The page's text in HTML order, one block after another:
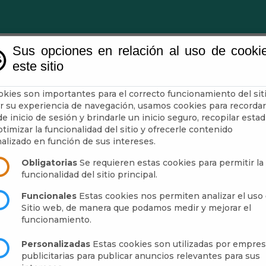
Sus opciones en relación al uso de
este sitio
son importantes para el correcto funcionamiento del
su experiencia de navegación, usamos cookies para
inicio de sesión y brindarle un inicio seguro, recopilar
la funcionalidad del sitio y ofrecerle contenido
en función de sus intereses.
Obligatorias Se requieren estas cookies para permitir la
funcionalidad del sitio principal.
Funcionales Estas cookies nos permiten analizar el uso
Sitio web, de manera que podamos medir y mejorar el
funcionamiento.
Personalizadas Estas cookies son utilizadas por
publicitarias para publicar anuncios relevantes para sus
Listado de Solicitudes
Múltiples
Listado de